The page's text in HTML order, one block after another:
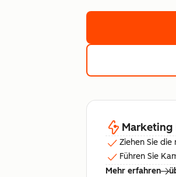
Marketing
Ziehen Sie die
Führen Sie
Mehr erfahren